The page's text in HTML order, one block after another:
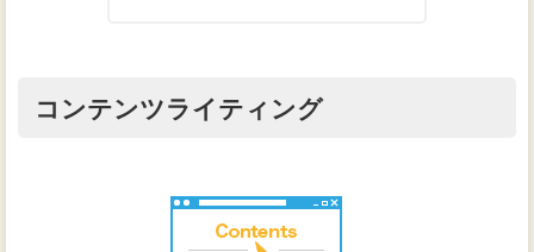
コンテンツライティング